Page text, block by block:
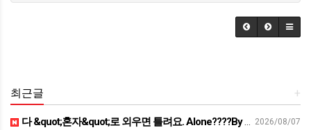
+
최근글
2026/08/07
다 &quot;혼자&quot;로 외우면 틀려요. Alone????By myself????On my own